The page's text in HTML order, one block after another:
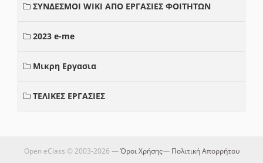
ΣΥΝΔΕΣΜΟΙ WIKI ΑΠΟ ΕΡΓΑΣΙΕΣ ΦΟΙΤΗΤΩΝ
2023 e-me
Μικρη Εργασια
ΤΕΛΙΚΕΣ ΕΡΓΑΣΙΕΣ
Open eClass © 2003-2026 —Όροι Χρήσης— Πολιτική Απορρήτου